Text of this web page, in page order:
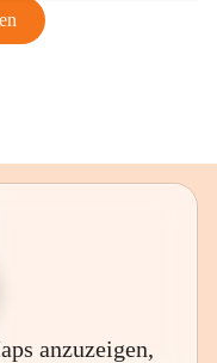
anzuzeigen,